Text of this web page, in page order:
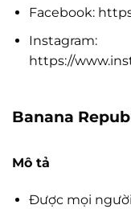
Facebook:
Instagram:
https://
Banana
Mô tả
Được mọi